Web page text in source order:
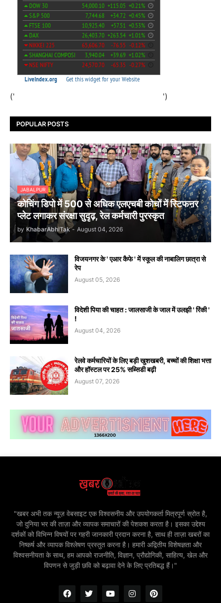
(' ')
POPULAR POSTS
JABALPUR
कोचिंग डिपो में 500 से अधिक एलएचबी कोचों में स्टिफऩर
प्लेट लगाकर संरक्षा सुदृढ़, रेल कर्मचारी पुरस्कृत
by KhabarAbhiTak - August 04, 2026
विजयनगर के ' एआर कैफे ' में स्कूल की नाबालिग छात्रा से
रेप
August 05, 2026
विदेशी पिया की चाहत : जालसाजी के जाल में उलझी ' रिंकी '
!
August 04, 2026
रेलवे कर्मचारियों के लिए बड़ी खुशखबरी, बच्चों की शिक्षा भत्ता
और हॉस्टल पर 25% सब्सिडी बढ़ी
August 07, 2026
"खबर अभी तक न्यूज़ वेबसाइट एक विश्वसनीय और उपयोगकर्ता मित्रपूर्ण स्रोत है,
जो दुनिया भर की ताज़ा और व्यापक समाचारों की पेशकश करता है। इसका उद्देश्य
दर्शकों को विभिन्न विषयों पर गहरी जानकारी प्रदान करना है, साथ ही ताज़ा खबरों का
निष्कर्ष और व्यापक विश्लेषण प्रस्तुत करना है। हमारी अद्वितीय विशेषज्ञता और
विश्वसनीयता के साथ, हम आपको राजनीति, विज्ञान, प्रौद्योगिकी, साहित्य, खेल और
विपणन से जुड़ी छवि को बढ़ावा देने के लिए प्रतिबद्ध हैं।"